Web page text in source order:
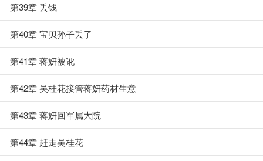
第39章 丢钱
第40章 宝贝孙子丢了
第41章 蒋妍被讹
第42章 吴桂花接管蒋妍药材生意
第43章 蒋妍回军属大院
第44章 赶走吴桂花